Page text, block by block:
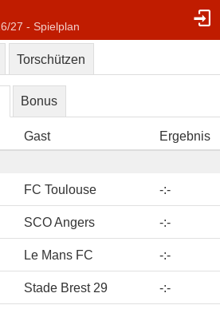
27 - Spielplan
Torschützen
Bonus
Gast Ergebnis
FC Toulouse -:-
SCO Angers -:-
Le Mans FC -:-
Stade Brest 29 -:-